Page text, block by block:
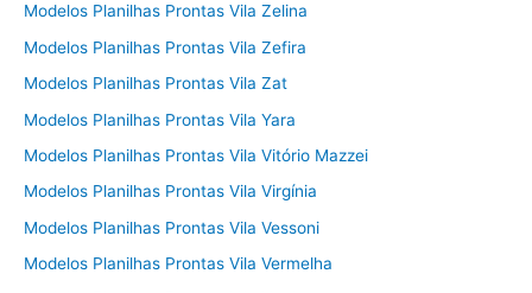
Modelos Planilhas Prontas Vila Zelina
Modelos Planilhas Prontas Vila Zefira
Modelos Planilhas Prontas Vila Zat
Modelos Planilhas Prontas Vila Yara
Modelos Planilhas Prontas Vila Vitório Mazzei
Modelos Planilhas Prontas Vila Virgínia
Modelos Planilhas Prontas Vila Vessoni
Modelos Planilhas Prontas Vila Vermelha